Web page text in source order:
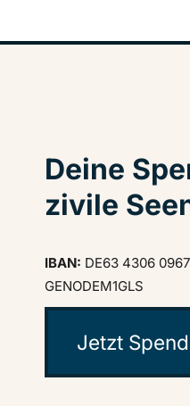
Deine
zivile
IBAN: DE63 4306
GENODEM1GLS
Jetzt